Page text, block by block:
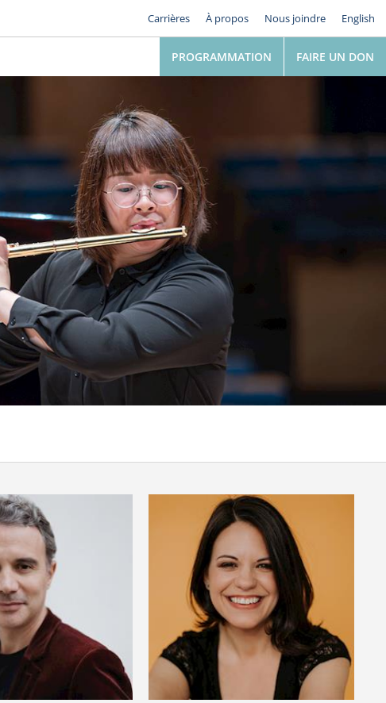
Carrières À propos Nous joindre English
PROGRAMMATION FAIRE UN DON